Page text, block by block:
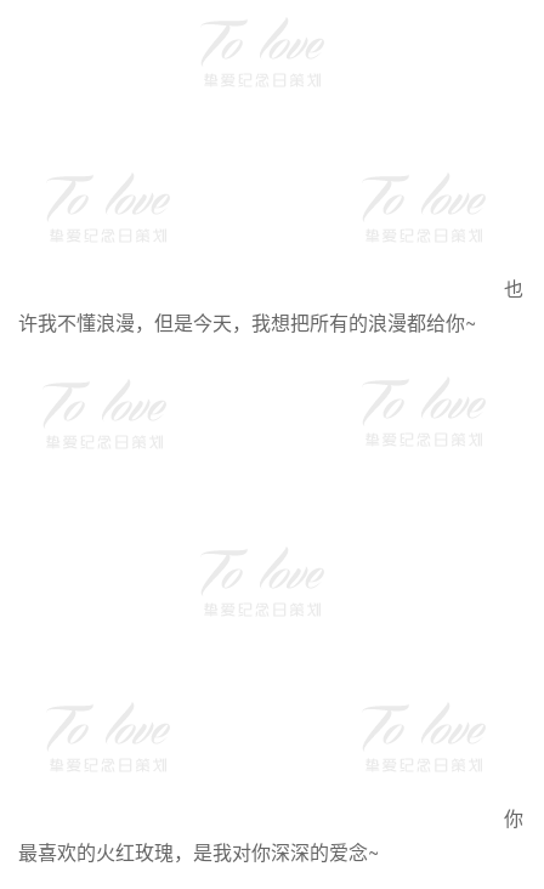
也
许我不懂浪漫，但是今天，我想把所有的浪漫都给你~
你
最喜欢的火红玫瑰，是我对你深深的爱念~